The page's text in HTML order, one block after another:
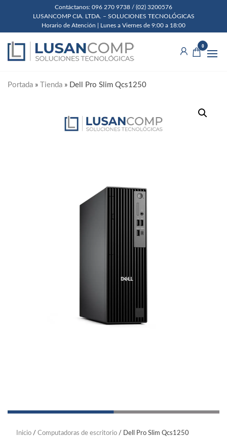
content
Contáctanos: 096 270 9738 / (02) 3200576
LUSANCOMP CIA. LTDA. – SOLUCIONES TECNOLÓGICAS
Horario de Atención | Lunes a Viernes de 9:00 a 18:00
Lusancomp
Cia. Ltda.
0
Portada » Tienda » Dell Pro Slim Qcs1250
Inicio/ Computadoras de escritorio/ Dell Pro Slim Qcs1250